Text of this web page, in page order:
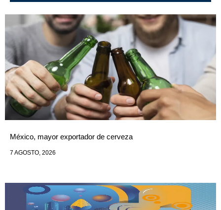
México, mayor exportador de cerveza
7 AGOSTO, 2026